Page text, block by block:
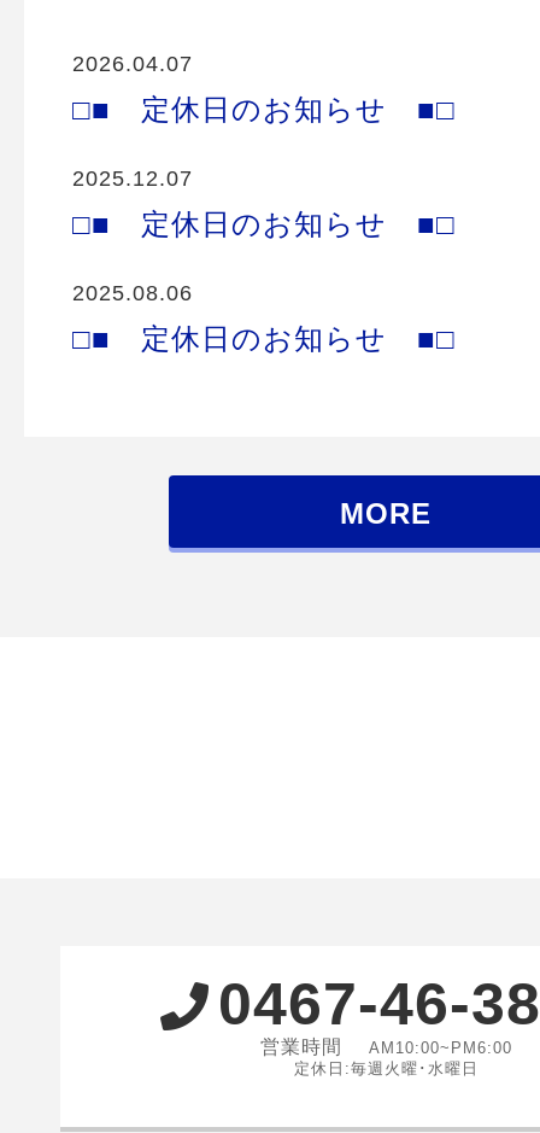
2026.04.07
□■ 定休日のお知らせ ■□
2025.12.07
□■ 定休日のお知らせ ■□
2025.08.06
□■ 定休日のお知らせ ■□
MORE
0467-46-
営業時間 AM10:00~PM6:00
定休日:毎週火曜･水曜日